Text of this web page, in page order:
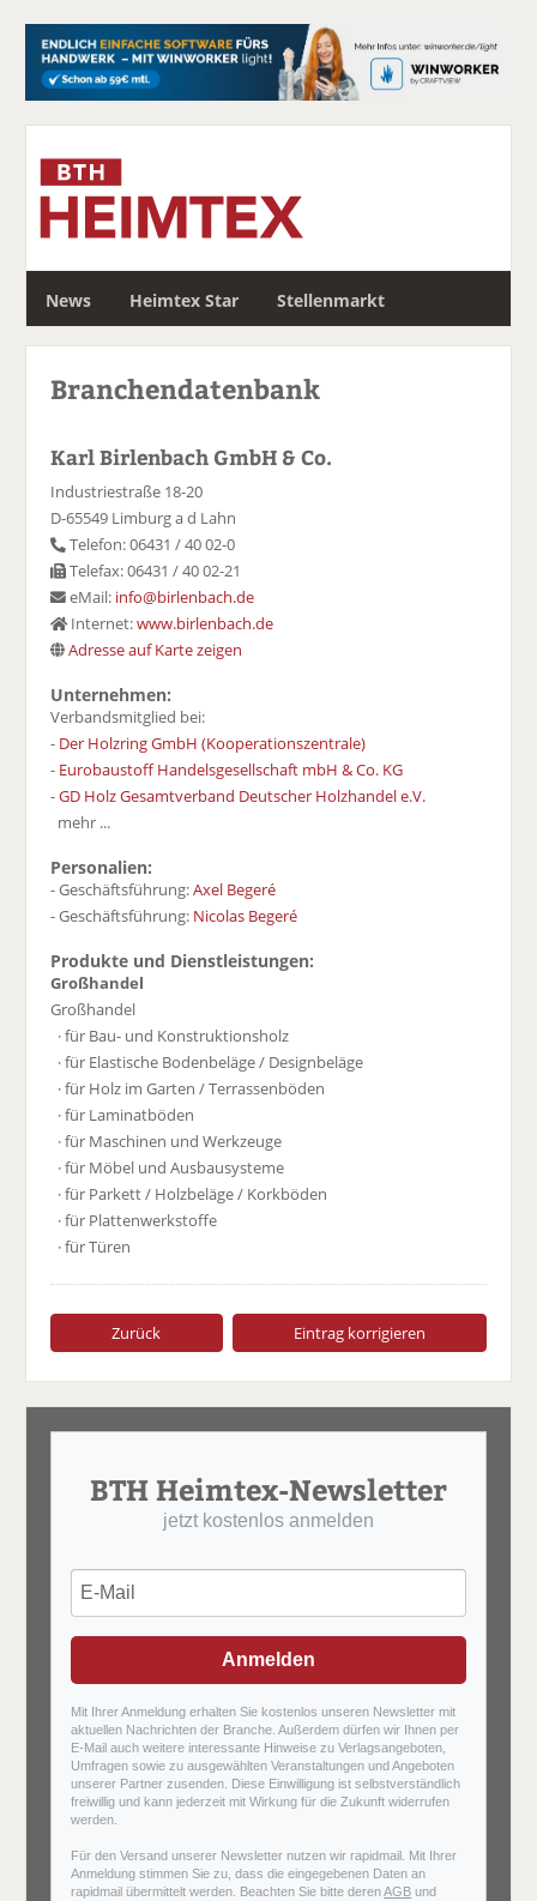
News Heimtex Star Stellenmarkt
c
Branchendatenbank
Karl Birlenbach GmbH & Co.
Industriestraße 18-20
D-65549 Limburg a d Lahn
Telefon: 06431 / 40 02-0
Telefax: 06431 / 40 02-21
eMail: info@birlenbach.de
Internet:www.birlenbach.de
Adresse auf Karte zeigen
Unternehmen:
Verbandsmitglied bei:
- Der Holzring GmbH (Kooperationszentrale)
- Eurobaustoff Handelsgesellschaft mbH & Co. KG
-GD Holz Gesamtverband Deutscher Holzhandel e.V.
mehr ...
Personalien:
- Geschäftsführung:Axel Begeré
- Geschäftsführung: Nicolas Begeré
Produkte und Dienstleistungen:
Großhandel
Großhandel
· für Bau- und Konstruktionsholz
· für Elastische Bodenbeläge / Designbeläge
· für Holz im Garten / Terrassenböden
· für Laminatböden
· für Maschinen und Werkzeuge
· für Möbel und Ausbausysteme
· für Parkett / Holzbeläge / Korkböden
· für Plattenwerkstoffe
· für Türen
Zurück Eintrag korrigieren
BTH Heimtex-Newsletter
jetzt kostenlos anmelden
Anmelden
Mit Ihrer Anmeldung erhalten Sie kostenlos unseren Newsletter mit
aktuellen Nachrichten der Branche. Außerdem dürfen wir Ihnen per
E-Mail auch weitere interessante Hinweise zu Verlagsangeboten,
Umfragen sowie zu ausgewählten Veranstaltungen und Angeboten
unserer Partner zusenden. Diese Einwilligung ist selbstverständlich
freiwillig und kann jederzeit mit Wirkung für die Zukunft widerrufen
werden.
Für den Versand unserer Newsletter nutzen wir rapidmail. Mit Ihrer
Anmeldung stimmen Sie zu, dass die eingegebenen Daten an
rapidmail übermittelt werden. Beachten Sie bitte derenAGB und